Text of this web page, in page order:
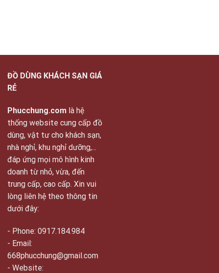
ĐỒ DÙNG KHÁCH SẠN GIÁ
RẺ
Phucchung.com là hệ
thống website cung cấp đồ
dùng, vật tư cho khách sạn,
nhà nghỉ, khu nghỉ dưỡng,...
đáp ứng mọi mô hình kinh
doanh từ nhỏ, vừa, đến
trung cấp, cao cấp. Xin vui
lòng liên hệ theo thông tin
dưới đây:
- Phone: 0917.184.984
- Email:
668phucchung@gmail.com
- Website: